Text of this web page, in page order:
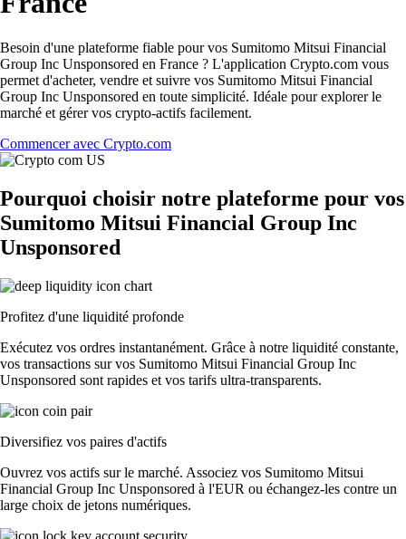
Besoin d'une plateforme fiable pour vos Sumitomo Mitsui Financial
Group Inc Unsponsored en France ? L'application Crypto.com vous
permet d'acheter, vendre et suivre vos Sumitomo Mitsui Financial
Group Inc Unsponsored en toute simplicité. Idéale pour explorer le
marché et gérer vos crypto-actifs facilement.
Commencer avec Crypto.com
Pourquoi choisir notre plateforme pour vos
Sumitomo Mitsui Financial Group Inc
Unsponsored
Profitez d'une liquidité profonde
Exécutez vos ordres instantanément. Grâce à notre liquidité constante,
vos transactions sur vos Sumitomo Mitsui Financial Group Inc
Unsponsored sont rapides et vos tarifs ultra-transparents.
Diversifiez vos paires d'actifs
Ouvrez vos actifs sur le marché. Associez vos Sumitomo Mitsui
Financial Group Inc Unsponsored à l'EUR ou échangez-les contre un
large choix de jetons numériques.